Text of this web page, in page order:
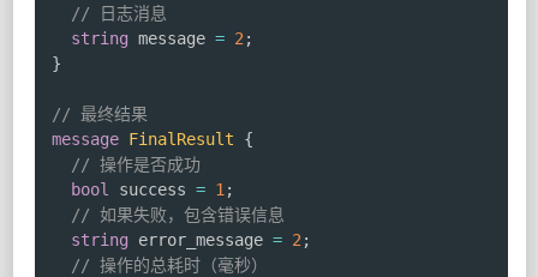
// 日志消息
string message = 2;
}
// 最终结果
message FinalResult
{
// 操作是否成功
bool success = 1;
// 如果失败，包含错误信息
string error_message = 2;
// 操作的总耗时（毫秒）